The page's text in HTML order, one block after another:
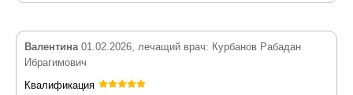
Валентина01.02.2026, лечащий врач: Курбанов Рабадан
Ибрагимович
Квалификация